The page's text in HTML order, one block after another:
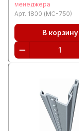
менеджера
Арт. 1800 (МС-750)
В корзину